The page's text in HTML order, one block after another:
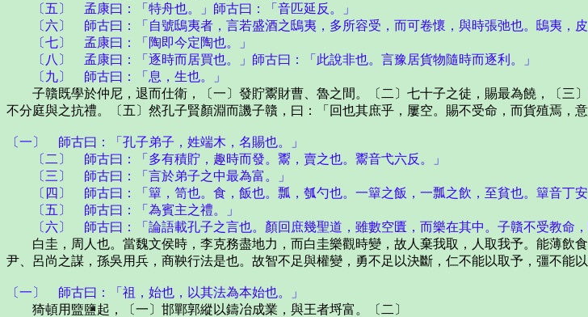
〔五〕 孟康曰：「特舟也。」師古曰：「音匹延反。」
〔六〕 師古曰：「自號鴟夷者，言若盛酒之鴟夷，多所容受，而可卷懷，與時張弛也。鴟夷，皮
〔七〕 孟康曰：「陶即今定陶也。」
〔八〕 孟康曰：「逐時而居買也。」師古曰：「此說非也。言豫居貨物隨時而逐利。」
〔九〕 師古曰：「息，生也。」
子贛既學於仲尼，退而仕衛，〔一〕發貯鬻財曹、魯之間。〔二〕七十子之徒，賜最為饒，〔三
不分庭與之抗禮。〔五〕然孔子賢顏淵而譏子贛，曰：「回也其庶乎，屢空。賜不受命，而貨殖焉，意
〔一〕 師古曰：「孔子弟子，姓端木，名賜也。」
〔二〕 師古曰：「多有積貯，趣時而發。鬻，賣之也。鬻音弋六反。」
〔三〕 師古曰：「言於弟子之中最為富。」
〔四〕 師古曰：「簞，笥也。食，飯也。瓢，瓠勺也。一簞之飯，一瓢之飲，至貧也。簞音丁安
〔五〕 師古曰：「為賓主之禮。」
〔六〕 師古曰：「論語載孔子之言也。顏回庶幾聖道，雖數空匱，而樂在其中。子贛不受教命，
白圭，周人也。當魏文侯時，李克務盡地力，而白圭樂觀時變，故人棄我取，人取我予。能薄飲
尹、呂尚之謀，孫吳用兵，商鞅行法是也。故智不足與權變，勇不足以決斷，仁不能以取予，彊不能
〔一〕 師古曰：「祖，始也，以其法為本始也。」
猗頓用盬鹽起，〔一〕邯鄲郭縱以鑄冶成業，與王者埒富。〔二〕